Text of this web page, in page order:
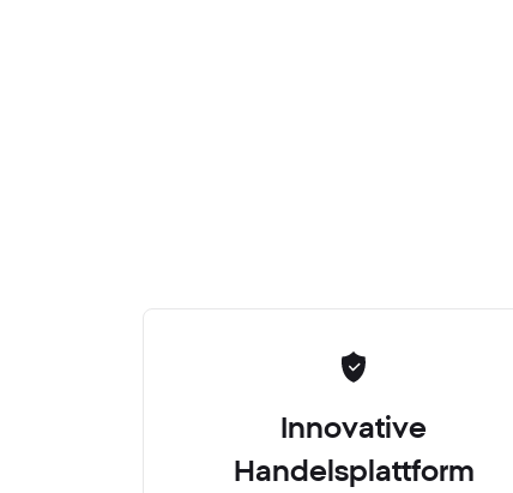
Innovative
Handelsplattform